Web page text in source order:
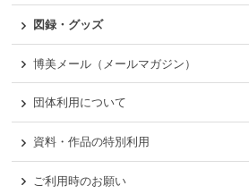
図録・グッズ
博美メール（メールマガジン）
団体利用について
資料・作品の特別利用
ご利用時のお願い